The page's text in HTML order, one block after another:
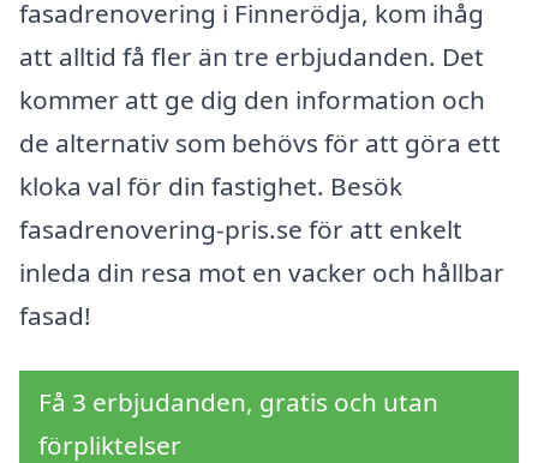
fasadrenovering i Finnerödja, kom ihåg
att alltid få fler än tre erbjudanden. Det
kommer att ge dig den information och
de alternativ som behövs för att göra ett
kloka val för din fastighet. Besök
fasadrenovering-pris.se för att enkelt
inleda din resa mot en vacker och hållbar
fasad!
Få 3 erbjudanden, gratis och utan
förpliktelser